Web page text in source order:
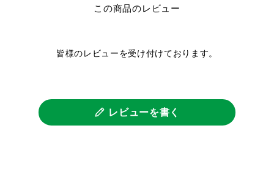
この商品のレビュー
皆様のレビューを受け付けております。
レビューを書く